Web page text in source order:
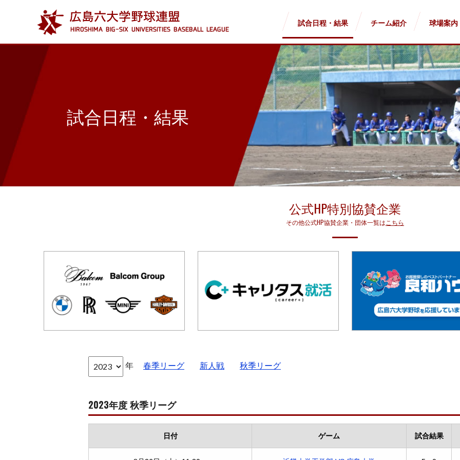
試合日程・結果 チーム紹介 球場案内
試合日程・結果
公式HP特別協賛企業
その他公式HP協賛企業・団体一覧は こちら
年 春季リーグ 新人戦 秋季リーグ
2023年度 秋季リーグ
日付 ゲーム 試合結果